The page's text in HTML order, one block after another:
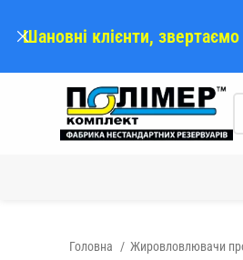
Головна Жировловлювачи
Шановні клієнти,